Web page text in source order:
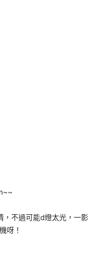
，不過可能d燈太光，一影
呀！